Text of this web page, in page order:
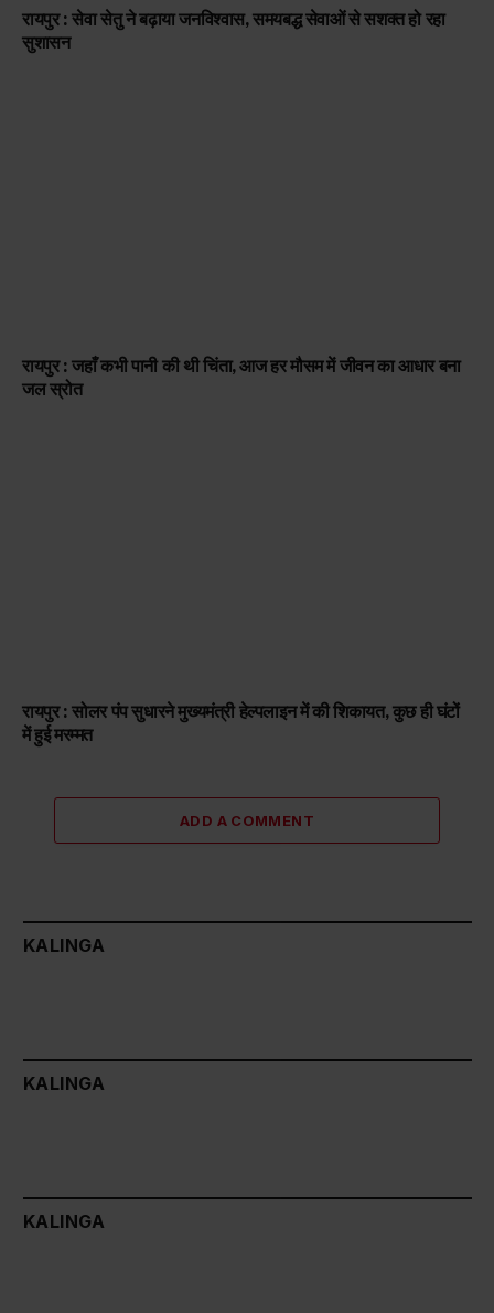
रायपुर : सेवा सेतु ने बढ़ाया जनविश्वास, समयबद्ध सेवाओं से सशक्त हो रहा
सुशासन
रायपुर : जहाँ कभी पानी की थी चिंता, आज हर मौसम में जीवन का आधार बना
जल स्रोत
रायपुर : सोलर पंप सुधारने मुख्यमंत्री हेल्पलाइन में की शिकायत, कुछ ही घंटों
में हुई मरम्मत
ADD A COMMENT
KALINGA
KALINGA
KALINGA